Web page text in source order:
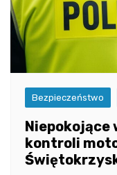
Bezpieczeństwo
Niepokojące
kontroli